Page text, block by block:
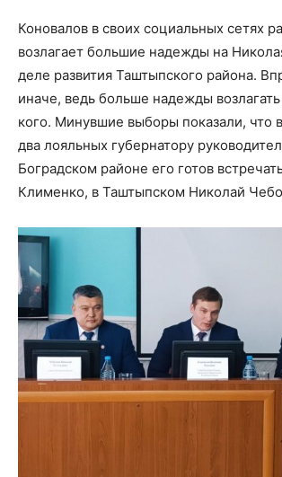
Коновалов в своих социальных сетях
возлагает большие надежды на
деле развития Таштыпского района.
иначе, ведь больше надежды
кого. Минувшие выборы показали, что
два лояльных губернатору
Боградском районе его готов
Клименко, в Таштыпском Николай